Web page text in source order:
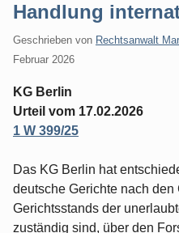
Handlung
Geschrieben von Rechtsanwalt
Februar 2026
KG Berlin
Urteil vom 17.02.2026
1 W 399/25
Das KG Berlin hat
deutsche Gerichte nach den
Gerichtsstands der
zuständig sind, über den